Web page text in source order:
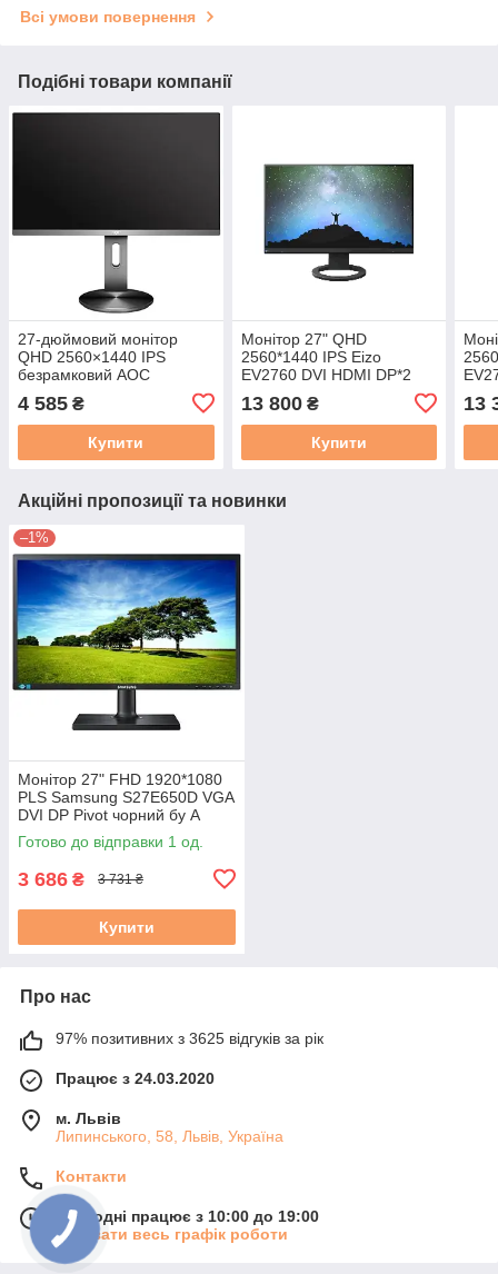
Всі умови повернення
Подібні товари компанії
27-дюймовий монітор
QHD 2560×1440 IPS
безрамковий AOC
Q2790PQU, VGA, 2×HDMI,
DP, USB Type-A, чорний,
бу B
4 585 ₴
Купити
Монітор 27" QHD
2560*1440 IPS Eizo
EV2760 DVI HDMI DP*2
13 800₴
Купити
бу
13
Акційні пропозиції та новинки
–1%
Монітор 27" FHD 1920*1080
PLS Samsung S27E650D VGA
DVI DP Pivot чорний бу А
Готово до відправки 1 од.
3 686 ₴ 3 731 ₴
Купити
Про нас
97% позитивних з 3625 відгуків за рік
Працює з 24.03.2020
м. Львів
Липинського, 58, Львів, Україна
Контакти
Сьогодні працює з 10:00 до 19:00
Показати весь графік роботи